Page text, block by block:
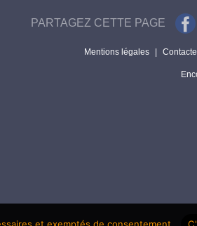
PARTAGEZ CETTE PAGE
Mentions légales